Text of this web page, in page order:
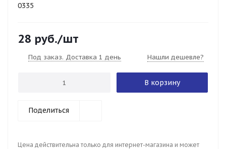
0335
28 руб./шт
Под заказ. Доставка 1 день Нашли дешевле?
В корзину
Поделиться
Цена действительна только для интернет-магазина и может